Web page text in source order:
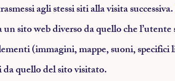
agli stessi siti alla visita
sito web diverso da quello che
(immagini, mappe, suoni,
quello del sito visitato.